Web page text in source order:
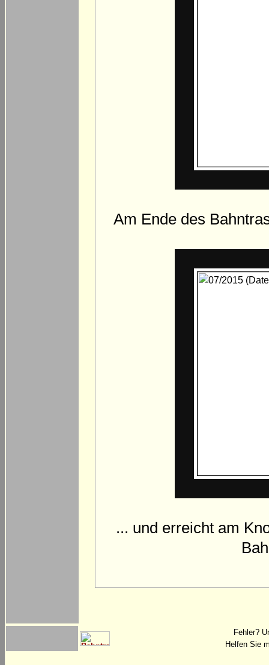
Am Ende des
... und erreicht am
Fehler?
Helfen Sie